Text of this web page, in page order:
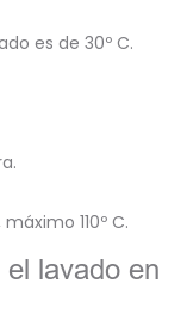
es de 30º C.
110º C.
lavado en